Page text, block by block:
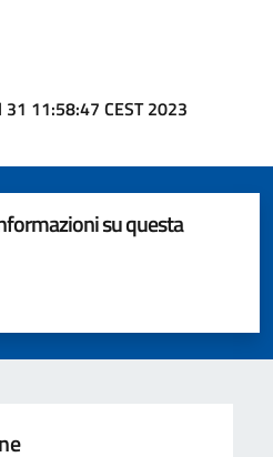
11:58:47 CEST 2023
su questa
su 5
5